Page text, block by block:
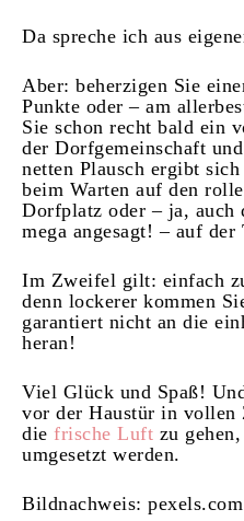
Da spreche ich aus
Aber: beherzigen Sie
Punkte oder – am
Sie schon recht bald ein
der Dorfgemeinschaft
netten Plausch ergibt
beim Warten auf den
Dorfplatz oder – ja, auch
mega angesagt! – auf der
Im Zweifel gilt: einfach
denn lockerer kommen
garantiert nicht an die
heran!
Viel Glück und Spaß!
vor der Haustür in vollen
die frische Luft zu
umgesetzt werden.
Bildnachweis: pexels.com